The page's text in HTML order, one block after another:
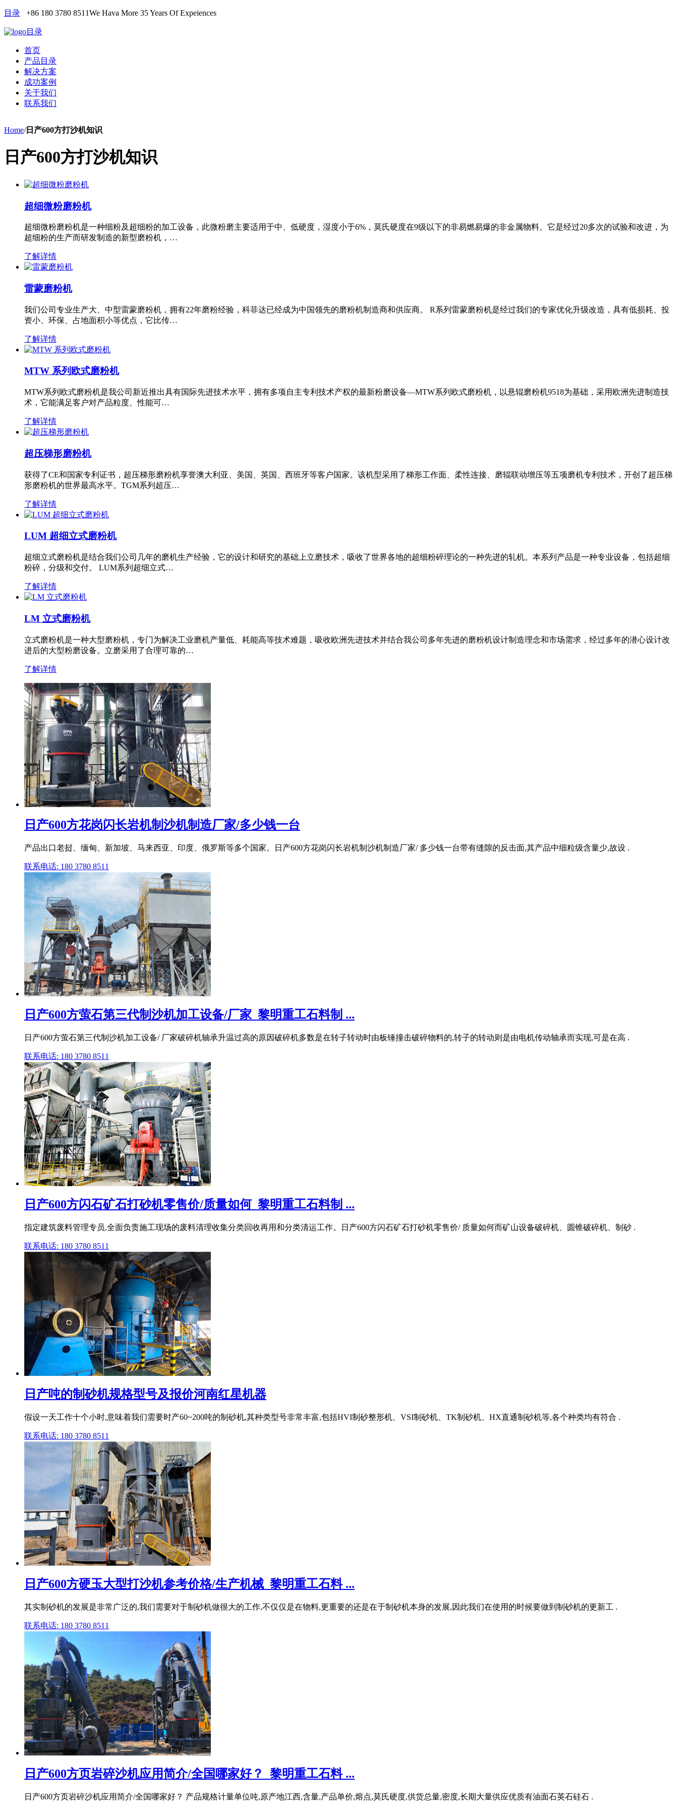
目录 +86 180 3780 8511We Hava More 35 Years Of Expeiences
目录
首页
产品目录
解决方案
成功案例
关于我们
联系我们
Home/日产600方打沙机知识
日产600方打沙机知识
超细微粉磨粉机
超细微粉磨粉机是一种细粉及超细粉的加工设备，此微粉磨主要适用于中、低硬度，湿度小于6%，莫氏硬度在9级以下的非易燃易爆的非金属物料。它是经过20多次的试验和改进，为
超细粉的生产而研发制造的新型磨粉机，…
了解详情
雷蒙磨粉机
我们公司专业生产大、中型雷蒙磨粉机，拥有22年磨粉经验，科菲达已经成为中国领先的磨粉机制造商和供应商。 R系列雷蒙磨粉机是经过我们的专家优化升级改造，具有低损耗、投
资小、环保、占地面积小等优点，它比传…
了解详情
MTW 系列欧式磨粉机
MTW系列欧式磨粉机是我公司新近推出具有国际先进技术水平，拥有多项自主专利技术产权的最新粉磨设备—MTW系列欧式磨粉机，以悬辊磨粉机9518为基础，采用欧洲先进制造技
术，它能满足客户对产品粒度、性能可…
了解详情
超压梯形磨粉机
获得了CE和国家专利证书，超压梯形磨粉机享誉澳大利亚、美国、英国、西班牙等客户国家。该机型采用了梯形工作面、柔性连接、磨辊联动增压等五项磨机专利技术，开创了超压梯
形磨粉机的世界最高水平。TGM系列超压…
了解详情
LUM 超细立式磨粉机
超细立式磨粉机是结合我们公司几年的磨机生产经验，它的设计和研究的基础上立磨技术，吸收了世界各地的超细粉碎理论的一种先进的轧机。本系列产品是一种专业设备，包括超细
粉碎，分级和交付。 LUM系列超细立式…
了解详情
LM 立式磨粉机
立式磨粉机是一种大型磨粉机，专门为解决工业磨机产量低、耗能高等技术难题，吸收欧洲先进技术并结合我公司多年先进的磨粉机设计制造理念和市场需求，经过多年的潜心设计改
进后的大型粉磨设备。立磨采用了合理可靠的…
了解详情
日产600方花岗闪长岩机制沙机制造厂家/多少钱一台
产品出口老挝、缅甸、新加坡、马来西亚、印度、俄罗斯等多个国家。日产600方花岗闪长岩机制沙机制造厂家/ 多少钱一台带有缝隙的反击面,其产品中细粒级含量少,故设 .
联系电话: 180 3780 8511
日产600方萤石第三代制沙机加工设备/厂家_黎明重工石料制 ...
日产600方萤石第三代制沙机加工设备/ 厂家破碎机轴承升温过高的原因破碎机多数是在转子转动时由板锤撞击破碎物料的,转子的转动则是由电机传动轴承而实现,可是在高 .
联系电话: 180 3780 8511
日产600方闪石矿石打砂机零售价/质量如何_黎明重工石料制 ...
指定建筑废料管理专员,全面负责施工现场的废料清理收集分类回收再用和分类清运工作。日产600方闪石矿石打砂机零售价/ 质量如何而矿山设备破碎机、圆锥破碎机、制砂 .
联系电话: 180 3780 8511
日产吨的制砂机规格型号及报价河南红星机器
假设一天工作十个小时,意味着我们需要时产60~200吨的制砂机,其种类型号非常丰富,包括HVI制砂整形机、VSI制砂机、TK制砂机、HX直通制砂机等,各个种类均有符合 .
联系电话: 180 3780 8511
日产600方硬玉大型打沙机参考价格/生产机械_黎明重工石料 ...
其实制砂机的发展是非常广泛的,我们需要对于制砂机做很大的工作,不仅仅是在物料,更重要的还是在于制砂机本身的发展,因此我们在使用的时候要做到制砂机的更新工 .
联系电话: 180 3780 8511
日产600方页岩碎沙机应用简介/全国哪家好？_黎明重工石料 ...
日产600方页岩碎沙机应用简介/全国哪家好？ 产品规格计量单位吨,原产地江西,含量,产品单价,熔点,莫氏硬度,供货总量,密度,长期大量供应优质有油面石英石硅石 .